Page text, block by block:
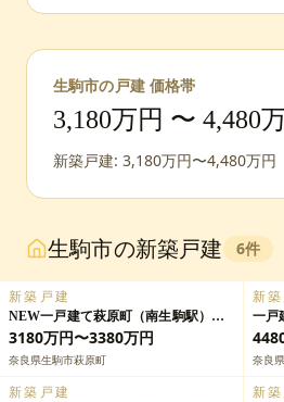
生駒市の戸建 価格帯
3,180万円 〜 4,480
新築戸建: 3,180万円〜4,480万円
生駒市の新築戸建 6件
新築戸建
NEW一戸建て萩原町（南生駒駅）
3180万円～3380万円の詳細情報
3180万円〜3380万円
奈良県生駒市萩原町
新
一戸
円～
奈良
新築戸建 新